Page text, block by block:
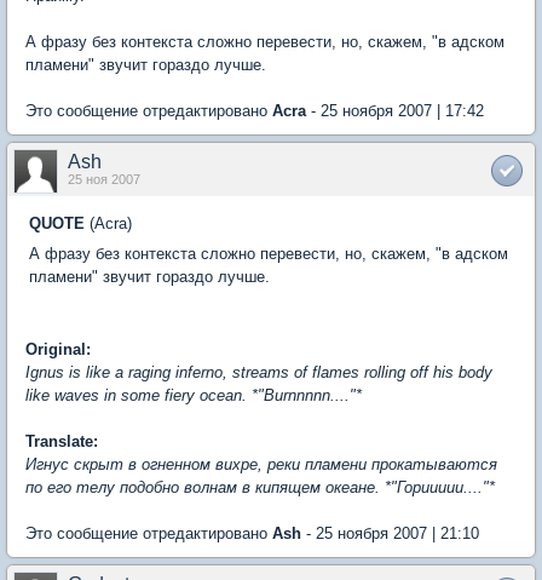
А фразу без контекста сложно перевести, но, скажем, "в адском
пламени" звучит гораздо лучше.
Это сообщение отредактировано Acra- 25 ноября 2007 | 17:42
Ash
25 ноя 2007
QUOTE (Acra)
А фразу без контекста сложно перевести, но, скажем, "в адском
пламени" звучит гораздо лучше.
Original:
Ignus is like a raging inferno, streams of flames rolling off his body
like waves in some fiery ocean. *"Burnnnnn...."*
Translate:
Игнус скрыт в огненном вихре, реки пламени прокатываются
по его телу подобно волнам в кипящем океане. *"Гориииии...."*
Это сообщение отредактировано Ash - 25 ноября 2007 | 21:10